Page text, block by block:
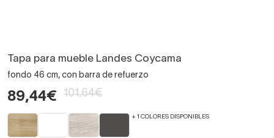
Tapa para mueble Landes Coycama
fondo 46 cm, con barra de refuerzo
89,44€ 101,64€
+ 1 COLORES DISPONIBLES